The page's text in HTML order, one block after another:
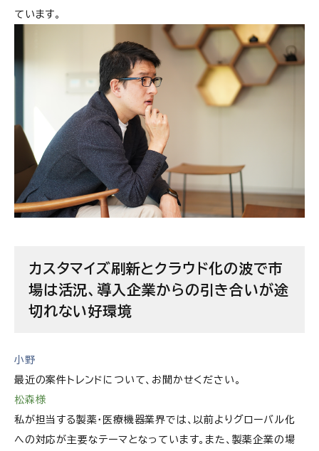
ています。
カスタマイズ刷新とクラウド化の波で市
場は活況、導入企業からの引き合いが途
切れない好環境
小野
最近の案件トレンドについて、お聞かせください。
松森様
私が担当する製薬・医療機器業界では、以前よりグローバル化
への対応が主要なテーマとなっています。また、製薬企業の場